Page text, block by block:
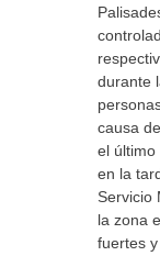
durante
causa
el último
en la
Servicio
la zona
fuertes y